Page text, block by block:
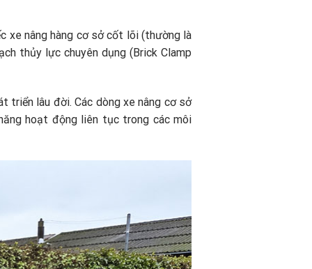
xe nâng hàng cơ sở cốt lõi (thường là
thủy lực chuyên dụng (Brick Clamp
triển lâu đời. Các dòng xe nâng cơ sở
hoạt động liên tục trong các môi